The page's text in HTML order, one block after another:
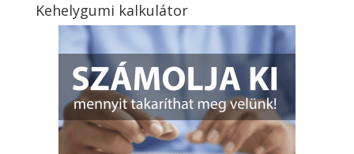
Kehelygumi kalkulátor